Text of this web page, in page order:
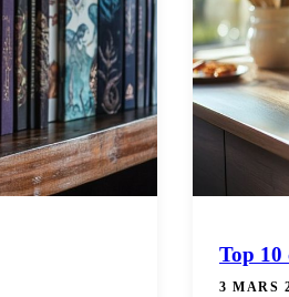
Top 10
3 MARS